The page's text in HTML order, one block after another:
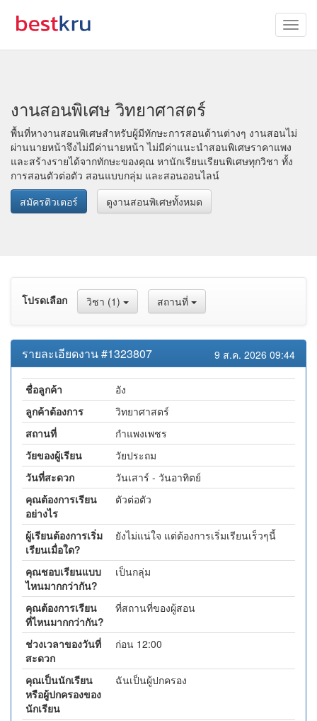
งานสอนพิเศษ วิทยาศาสตร์
พื้นที่หางานสอนพิเศษสำหรับผู้มีทักษะการสอนด้านต่างๆ งานสอนไม่
ผ่านนายหน้าจึงไม่มีค่านายหน้า ไม่มีค่าแนะนำสอนพิเศษราคาแพง
และสร้างรายได้จากทักษะของคุณ หานักเรียนเรียนพิเศษทุกวิชา ทั้ง
การสอนตัวต่อตัว สอนแบบกลุ่ม และสอนออนไลน์
สมัครติวเตอร์
ดูงานสอนพิเศษทั้งหมด
โปรดเลือก วิชา (1) สถานที่
9 ส.ค. 2026 09:44
รายละเอียดงาน #1323807
ชื่อลูกค้า
อัง
ลูกค้าต้องการ
วิทยาศาสตร์
สถานที่
กำแพงเพชร
วัยของผู้เรียน
วัยประถม
วันที่สะดวก
วันเสาร์ - วันอาทิตย์
คุณต้องการเรียน
อย่างไร
ตัวต่อตัว
ผู้เรียนต้องการเริ่ม
เรียนเมื่อใด?
ยังไม่แน่ใจ แต่ต้องการเริ่มเรียนเร็วๆนี้
คุณชอบเรียนแบบ
ไหนมากกว่ากัน?
เป็นกลุ่ม
คุณต้องการเรียน
ที่ไหนมากกว่ากัน?
ที่สถานที่ของผู้สอน
ช่วงเวลาของวันที่
สะดวก
ก่อน 12:00
คุณเป็นนักเรียน
หรือผู้ปกครองของ
นักเรียน
ฉันเป็นผู้ปกครอง